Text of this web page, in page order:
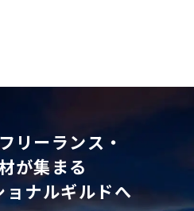
リーランス・
が集まる
ョナルギルドへ